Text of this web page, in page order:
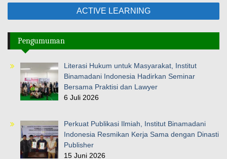
ACTIVE LEARNING
Pengumuman
Literasi Hukum untuk Masyarakat, Institut
Binamadani Indonesia Hadirkan Seminar
Bersama Praktisi dan Lawyer
6 Juli 2026
Perkuat Publikasi Ilmiah, Institut Binamadani
Indonesia Resmikan Kerja Sama dengan Dinasti
Publisher
15 Juni 2026